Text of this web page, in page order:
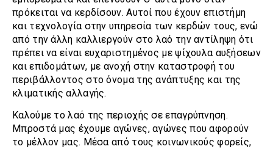
πρόκειται να κερδίσουν. Αυτοί που έχουν επιστήμη
και τεχνολογία στην υπηρεσία των κερδών τους, ενώ
από την άλλη καλλιεργούν στο λαό την αντίληψη ότι
πρέπει να είναι ευχαριστημένος με ψίχουλα αυξήσεων
και επιδομάτων, με ανοχή στην καταστροφή του
περιβάλλοντος στο όνομα της ανάπτυξης και της
κλιματικής αλλαγής.
Καλούμε το λαό της περιοχής σε επαγρύπνηση.
Μπροστά μας έχουμε αγώνες, αγώνες που αφορούν
το μέλλον μας. Μέσα από τους κοινωνικούς φορείς,